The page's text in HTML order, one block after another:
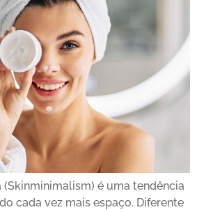
(Skinminimalism) é uma tendência
cada vez mais espaço. Diferente